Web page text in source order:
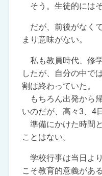
そう。生徒的には
だが、前後がなく
まり意味がない。
私も教員時代、修
したが、自分の中で
割は終わっていた。
もちろん出発から
いのだが、高々3、4
準備にかけた時間
ことはない。
学校行事は当日よ
こそ教育的意義がある